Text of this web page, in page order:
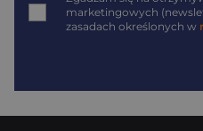
marketingowych
zasadach określonych w